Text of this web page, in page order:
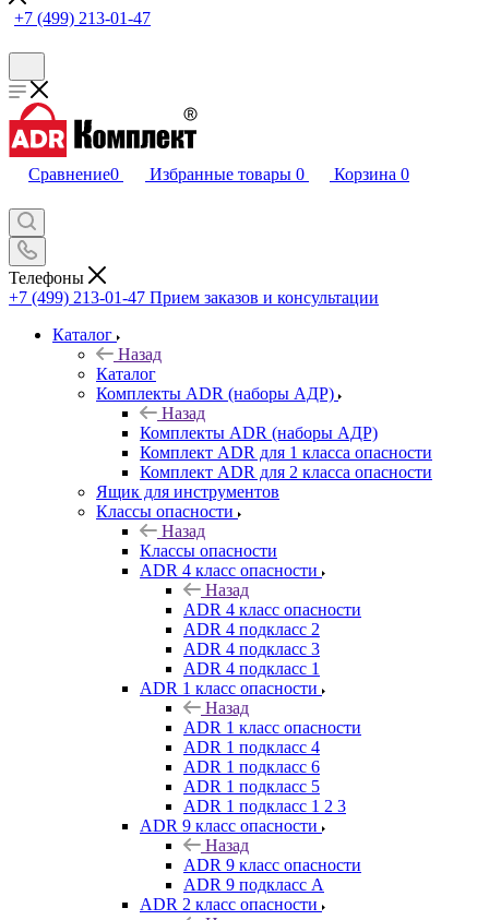
+7 (499) 213-01-47
Сравнение0 Избранные товары 0 Корзина 0
Телефоны
+7 (499) 213-01-47 Прием заказов и консультации
Каталог
Назад
Каталог
Комплекты ADR (наборы АДР)
Назад
Комплекты ADR (наборы АДР)
Комплект ADR для 1 класса опасности
Комплект ADR для 2 класса опасности
Ящик для инструментов
Классы опасности
Назад
Классы опасности
ADR 4 класс опасности
Назад
ADR 4 класс опасности
ADR 4 подкласс 2
ADR 4 подкласс 3
ADR 4 подкласс 1
ADR 1 класс опасности
Назад
ADR 1 класс опасности
ADR 1 подкласс 4
ADR 1 подкласс 6
ADR 1 подкласс 5
ADR 1 подкласс 1 2 3
ADR 9 класс опасности
Назад
ADR 9 класс опасности
ADR 9 подкласс A
ADR 2 класс опасности